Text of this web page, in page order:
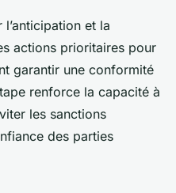
et la
actions prioritaires pour
garantir une conformité
renforce la capacité à
les sanctions
des parties